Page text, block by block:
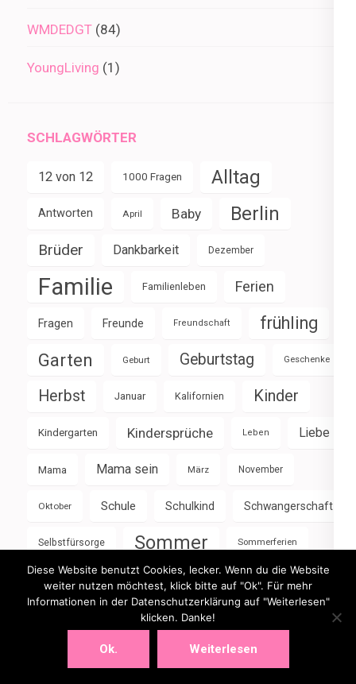
WMDEDGT (84)
YoungLiving (1)
SCHLAGWÖRTER
12 von 12 1000 Fragen Alltag
Antworten April Baby Berlin
Brüder Dankbarkeit Dezember
Familie Familienleben Ferien
Fragen Freunde Freundschaft frühling
Garten Geburt Geburtstag Geschenke
Herbst Januar Kalifornien Kinder
Kindergarten Kindersprüche Leben Liebe
Mama Mama sein März November
Oktober Schule Schulkind Schwangerschaft
Selbstfürsorge Sommer Sommerferien
sonne Urlaub Weihnachten Winter
Diese Website benutzt Cookies, lecker. Wenn du die Website
weiter nutzen möchtest, klick bitte auf "Ok". Für mehr
Informationen in der Datenschutzerklärung auf "Weiterlesen"
klicken. Danke!
Ok. Weiterlesen